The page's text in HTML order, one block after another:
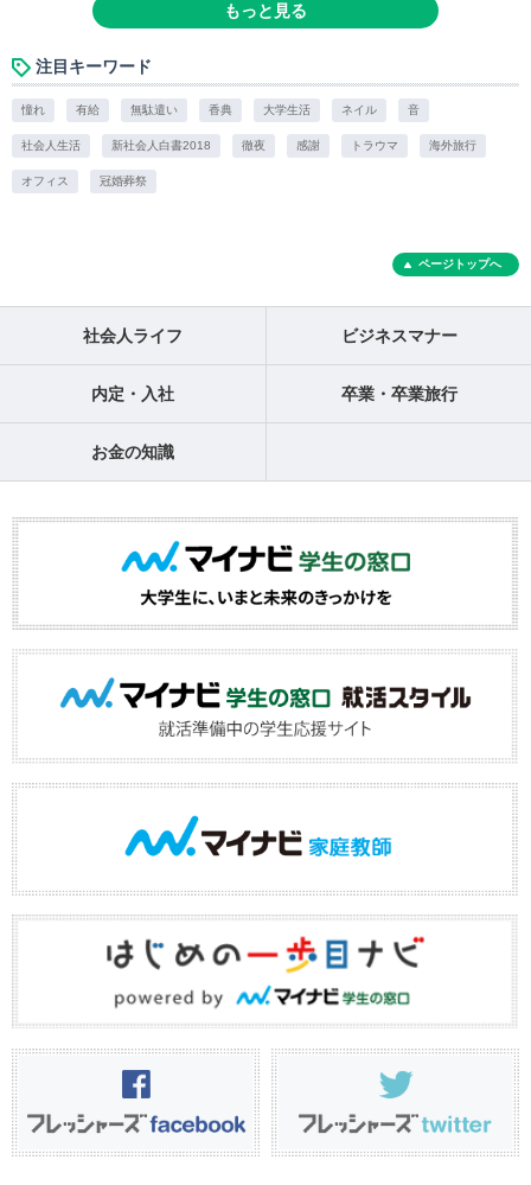
もっと見る
注目キーワード
憧れ 有給 無駄遣い 香典 大学生活 ネイル 音
社会人生活 新社会人白書2018 徹夜 感謝 トラウマ 海外旅行
オフィス 冠婚葬祭
ページトップへ
社会人ライフ ビジネスマナー
内定・入社 卒業・卒業旅行
お金の知識